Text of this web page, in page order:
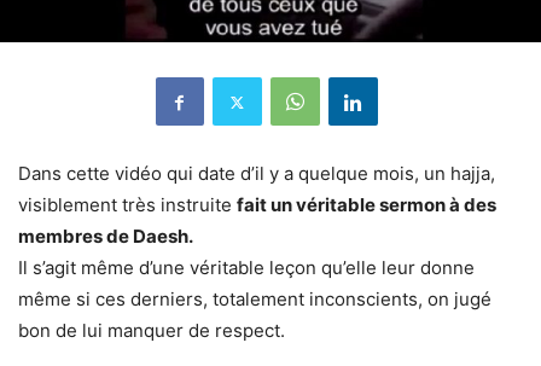
Dans cette vidéo qui date d’il y a quelque mois, un hajja,
visiblement très instruite fait un véritable sermon à des
membres de Daesh.
Il s’agit même d’une véritable leçon qu’elle leur donne
même si ces derniers, totalement inconscients, on jugé
bon de lui manquer de respect.